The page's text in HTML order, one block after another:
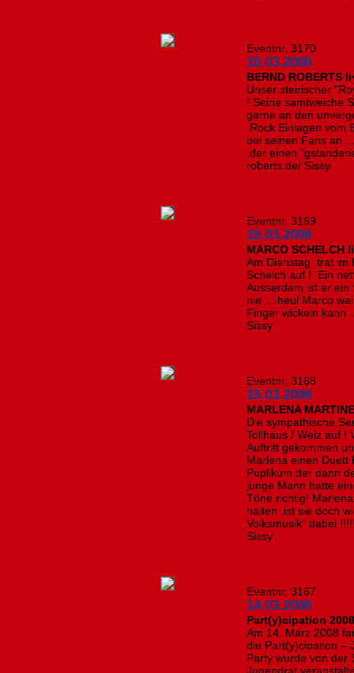
Eventnr. 3170
15.03.2008
BERND ROBERTS
Unser steirischer
! Seine samtweiche
gerne an den
Rock Einlagen vom
bei seinen Fans an
,der einen
roberts.de/ Sissy
Eventnr. 3169
15.03.2008
MARCO SCHELCH
Am Dienstag trat im
Schelch auf ! Ein
Ausserdem ist er
nie ....heul Marco
Finger wickeln kann
Sissy
Eventnr. 3168
15.03.2008
MARLENA
Die sympathische
Tollhaus / Weiz auf !
Auftritt gekommen
Marlena einen Duett
Puplikum der dann
junge Mann hatte
Töne richtig!
halten ,ist sie doch
Volksmusik" dabei
Sissy
Eventnr. 3167
14.03.2008
Part(y)cipation
Am 14. März 2008
die Part(y)cipation –
Party wurde von der